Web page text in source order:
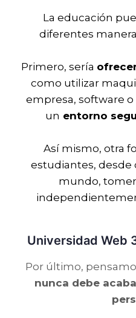
La educación
diferentes
Primero, sería
como utilizar
empresa, software
un entorno
Así mismo, otra
estudiantes, desde
mundo,
Universidad Web
Por último,
nunca debe